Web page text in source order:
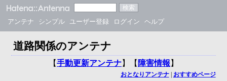
アンテナ シンプル ユーザー登録 ログイン ヘルプ
道路関係のアンテナ
【手動更新アンテナ】【 障害情報 】
おとなりアンテナ| おすすめページ